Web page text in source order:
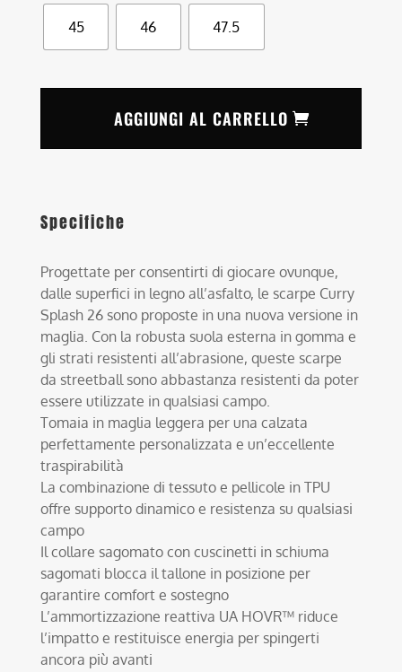
45 46 47.5
AGGIUNGI AL CARRELLO
Specifiche
Progettate per consentirti di giocare ovunque,
dalle superfici in legno all’asfalto, le scarpe Curry
Splash 26 sono proposte in una nuova versione in
maglia. Con la robusta suola esterna in gomma e
gli strati resistenti all’abrasione, queste scarpe
da streetball sono abbastanza resistenti da poter
essere utilizzate in qualsiasi campo.
Tomaia in maglia leggera per una calzata
perfettamente personalizzata e un’eccellente
traspirabilità
La combinazione di tessuto e pellicole in TPU
offre supporto dinamico e resistenza su qualsiasi
campo
Il collare sagomato con cuscinetti in schiuma
sagomati blocca il tallone in posizione per
garantire comfort e sostegno
L’ammortizzazione reattiva UA HOVR™ riduce
l’impatto e restituisce energia per spingerti
ancora più avanti